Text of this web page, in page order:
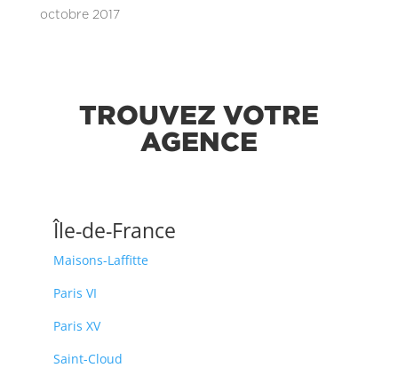
octobre 2017
TROUVEZ VOTRE
AGENCE
Île-de-France
Maisons-Laffitte
Paris VI
Paris XV
Saint-Cloud